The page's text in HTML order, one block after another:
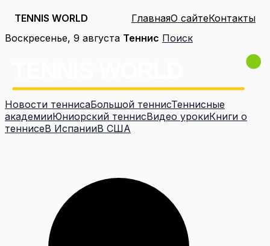
TENNIS WORLD ГлавнаяО сайтеКонтакты
Перейти
Воскресенье, 9 августа Теннис Поиск
Новости теннисаБольшой теннисТеннисные
академииЮниорский теннисВидео урокиКниги о
теннисеВ ИспанииВ США